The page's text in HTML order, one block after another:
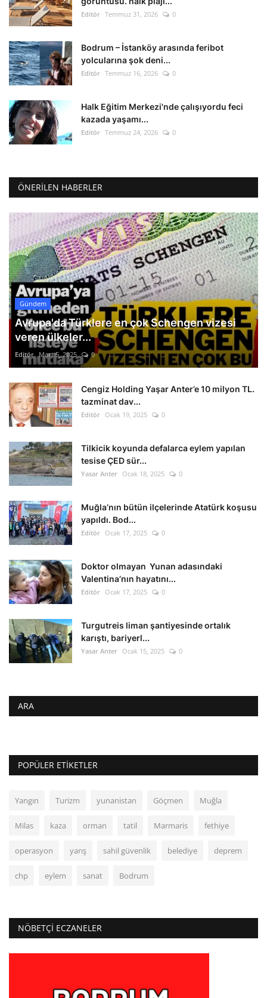
Editör Temmuz 31, 2026 0
Bodrum – İstanköy arasında feribot
yolcularına şok deni...
Editör Temmuz 16, 2026 0
Halk Eğitim Merkezi'nde çalışıyordu feci
kazada yaşamı...
Editör Temmuz 24, 2026 0
ÖNERILEN HABERLER
Gündem
Avrupa'da Türklere en çok Schengen vizesi
veren ülkeler...
Editör Mart 5, 2025 0
Cengiz Holding Yaşar Anter’e 10 milyon TL.
tazminat dav...
Editör Ocak 19, 2025 0
Tilkicik koyunda defalarca eylem yapılan
tesise ÇED sür...
Yasar Anter Ocak 18, 2025 0
Muğla’nın bütün ilçelerinde Atatürk koşusu
yapıldı. Bod...
Editör Ocak 17, 2025 0
Doktor olmayan Yunan adasındaki
Valentina’nın hayatını...
Editör Ocak 17, 2025 0
Turgutreis liman şantiyesinde ortalık
karıştı, bariyerl...
Yasar Anter Ocak 15, 2025 0
ARA
POPÜLER ETIKETLER
Yangın Turizm yunanistan Göçmen Muğla
Milas kaza orman tatil Marmaris fethiye
operasyon yarış sahil güvenlik belediye deprem
chp eylem sanat Bodrum
NÖBETÇI ECZANELER